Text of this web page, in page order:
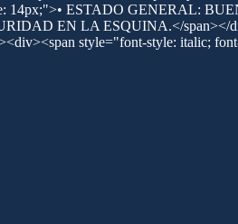
14px;">• ESTADO GENERAL:
EN LA ESQUINA.</span></
style="font-style: italic;